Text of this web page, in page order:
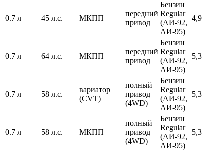
0.7 л 45 л.с. МКПП
передний
привод
Бензин
Regular
(АИ-92,
АИ-95)
4,9
0.7 л 64 л.с. МКПП
передний
привод
Бензин
Regular
(АИ-92,
АИ-95)
5,3
0.7 л 58 л.с.
вариатор
(CVT)
полный
привод
(4WD)
Бензин
Regular
(АИ-92,
АИ-95)
5,3
0.7 л 58 л.с. МКПП
полный
привод
(4WD)
Бензин
Regular
(АИ-92,
АИ-95)
5,3